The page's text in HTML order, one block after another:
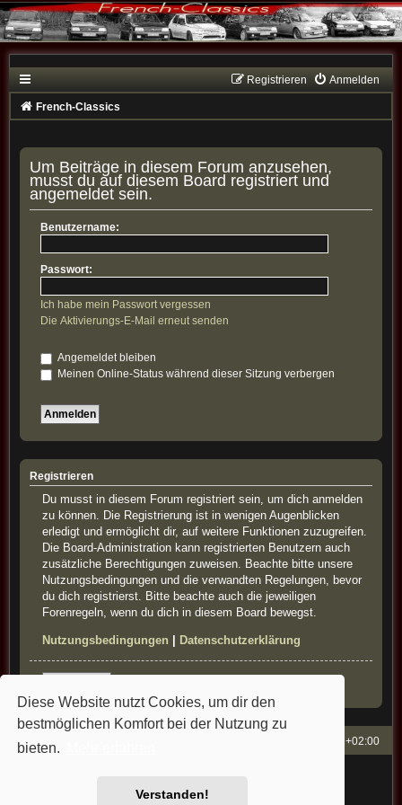
Diese Website nutzt Cookies, um dir den
bestmöglichen Komfort bei der Nutzung zu
bieten.
Verstanden!
Anmelden
Registrieren
French-Classics
Um Beiträge in diesem Forum anzusehen,
musst du auf diesem Board registriert und
angemeldet sein.
Benutzername:
Passwort:
Ich habe mein Passwort vergessen
Die Aktivierungs-E-Mail erneut senden
Angemeldet bleiben
Meinen Online-Status während dieser Sitzung verbergen
Registrieren
Du musst in diesem Forum registriert sein, um dich anmelden
zu können. Die Registrierung ist in wenigen Augenblicken
erledigt und ermöglicht dir, auf weitere Funktionen zuzugreifen.
Die Board-Administration kann registrierten Benutzern auch
zusätzliche Berechtigungen zuweisen. Beachte bitte unsere
Nutzungsbedingungen und die verwandten Regelungen, bevor
du dich registrierst. Bitte beachte auch die jeweiligen
Forenregeln, wenn du dich in diesem Board bewegst.
Nutzungsbedingungen Datenschutzerklärung
French-Classics UTC+02:00
Deutsche Übersetzung durchphpBB.de